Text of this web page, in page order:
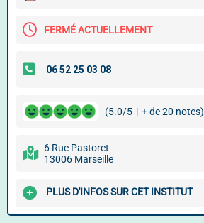
FERMÉ ACTUELLEMENT
(5.0/5 | + de 20 notes)
6 Rue Pastoret
13006 Marseille
PLUS D'INFOS SUR CET INSTITUT